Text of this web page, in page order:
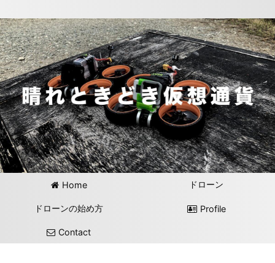
Home ドローン
ドローンの始め方 Profile
Contact